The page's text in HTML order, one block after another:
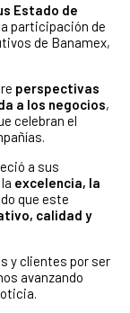
Estado de
participación de
de Banamex,
perspectivas
a los negocios,
celebran el
a sus
excelencia, la
que este
calidad y
y clientes por ser
avanzando